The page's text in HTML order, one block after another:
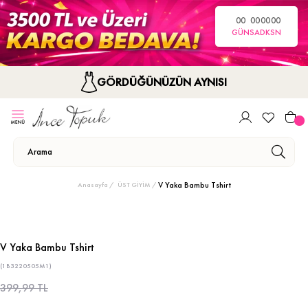
00
GÜN
00
SA
00
DK
00
SN
GÖRDÜĞÜNÜZÜN AYNISI
Anasayfa ÜST GİYİM V Yaka Bambu Tshirt
V Yaka Bambu Tshirt
(1B3220505M1)
399,99 TL